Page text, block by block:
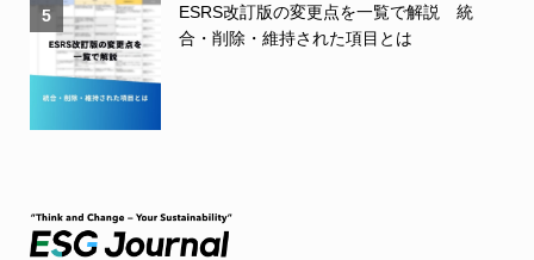
5
ESRS改訂版の変更点を一覧で解説 統
合・削除・維持された項目とは